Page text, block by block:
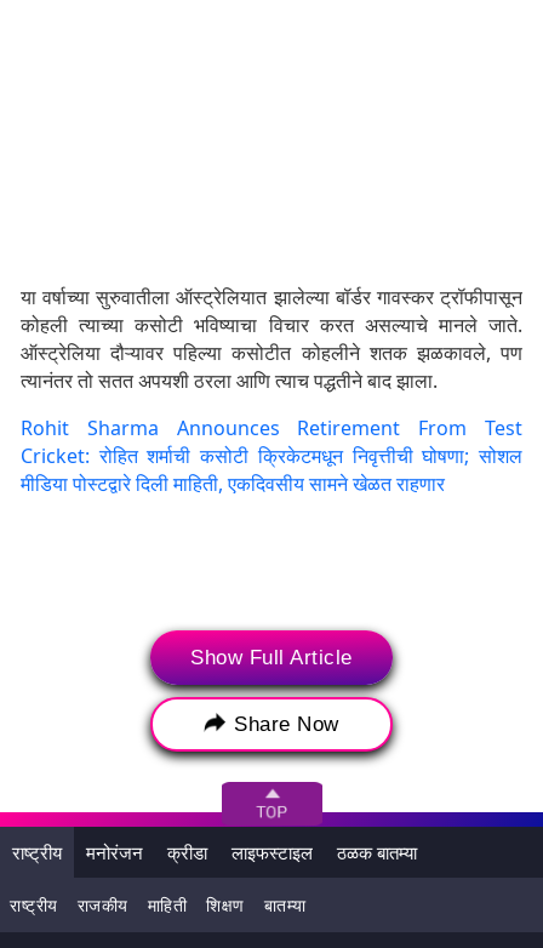
या वर्षाच्या सुरुवातीला ऑस्ट्रेलियात झालेल्या बॉर्डर गावस्कर ट्रॉफीपासून
कोहली त्याच्या कसोटी भविष्याचा विचार करत असल्याचे मानले जाते.
ऑस्ट्रेलिया दौऱ्यावर पहिल्या कसोटीत कोहलीने शतक झळकावले, पण
त्यानंतर तो सतत अपयशी ठरला आणि त्याच पद्धतीने बाद झाला.
Rohit Sharma Announces Retirement From Test
Cricket: रोहित शर्माची कसोटी क्रिकेटमधून निवृत्तीची घोषणा; सोशल
मीडिया पोस्टद्वारे दिली माहिती, एकदिवसीय सामने खेळत राहणार
विराट आणि रोहित शर्माच्या अनुपस्थितीत, भारताचा कमी अनुभवी संघ
इंग्लंडचा दौरा करेल. टॉप ऑर्डरमध्ये शुभमन गिल, यशस्वी जयस्वाल आणि
केएल राहुलसारखे खेळाडू असतील. ऋषभ पंत मधल्या फळीत असेल.
रोहितच्या निवृत्तीनंतर, निवडकर्त्यांना आधीच नवीन कर्णधार निवडण्याची
Show Full Article
Share Now
राष्ट्रीय मनोरंजन क्रीडा लाइफस्टाइल ठळक बातम्या
राष्ट्रीय राजकीय माहिती शिक्षण बातम्या